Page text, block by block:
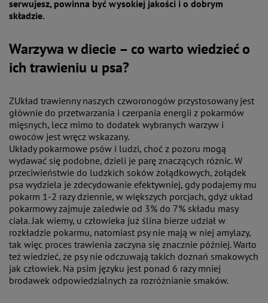
serwujesz, powinna być wysokiej jakości i o dobrym
składzie.
Warzywa w diecie – co warto wiedzieć o
ich trawieniu u psa?
ZUkład trawienny naszych czworonogów przystosowany jest
głównie do przetwarzania i czerpania energii z pokarmów
mięsnych, lecz mimo to dodatek wybranych warzyw i
owoców jest wręcz wskazany.
Układy pokarmowe psów i ludzi, choć z pozoru mogą
wydawać się podobne, dzieli je parę znaczących różnic. W
przeciwieństwie do ludzkich soków żołądkowych, żołądek
psa wydziela je zdecydowanie efektywniej, gdy podajemy mu
pokarm 1-2 razy dziennie, w większych porcjach, gdyż układ
pokarmowy zajmuje zaledwie od 3% do 7% składu masy
ciała. Jak wiemy, u człowieka już ślina bierze udział w
rozkładzie pokarmu, natomiast psy nie mają w niej amylazy,
tak więc proces trawienia zaczyna się znacznie później. Warto
też wiedzieć, że psy nie odczuwają takich doznań smakowych
jak człowiek. Na psim języku jest ponad 6 razy mniej
brodawek odpowiedzialnych za rozróżnianie smaków.